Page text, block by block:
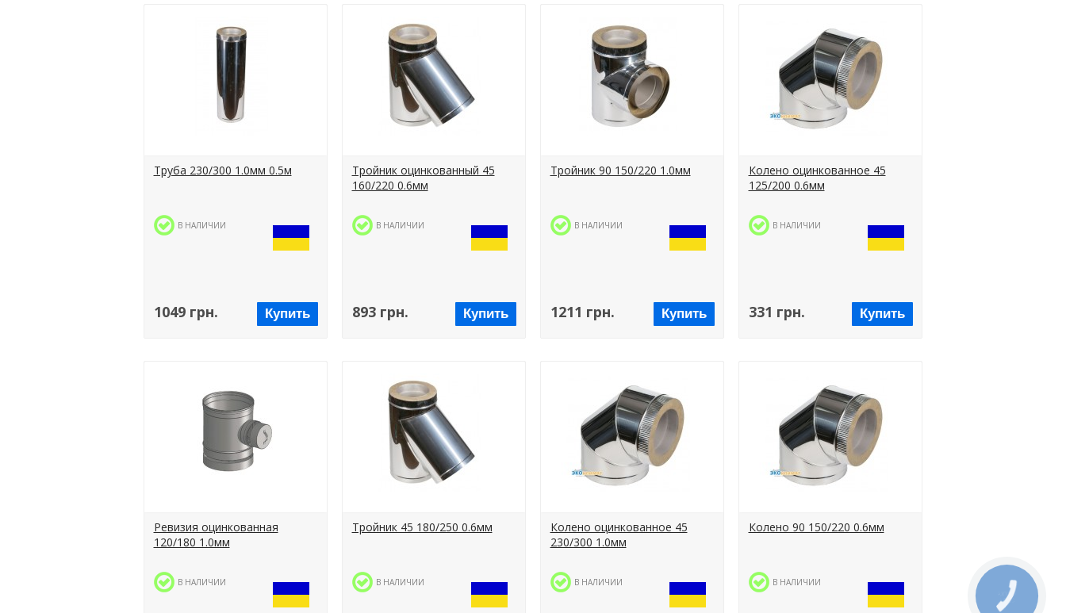
Труба 230/300 1.0мм 0.5м
В НАЛИЧИИ
1049 грн. Купить
Тройник оцинкованный 45
160/220 0.6мм
В НАЛИЧИИ
893 грн. Купить
Тройник 90 150/220 1.0мм
В НАЛИЧИИ
1211 грн. Купить
Колено оцинкованное 45
125/200 0.6мм
В НАЛИЧИИ
331 грн. Купить
Ревизия оцинкованная
120/180 1.0мм
В НАЛИЧИИ
Тройник 45 180/250 0.6мм
В НАЛИЧИИ
Колено оцинкованное 45
230/300 1.0мм
В НАЛИЧИИ
Колено 90 150/220 0.6мм
В НАЛИЧИИ